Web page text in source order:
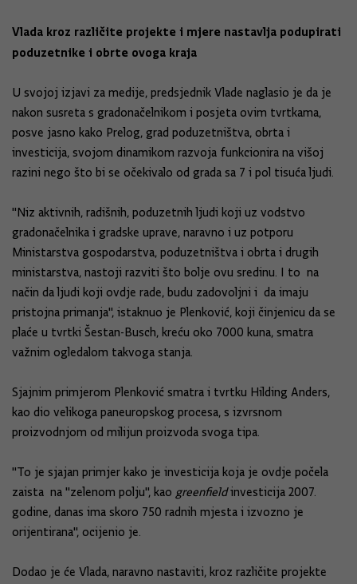
Vlada kroz različite projekte i mjere nastavlja podupirati
poduzetnike i obrte ovoga kraja
U svojoj izjavi za medije, predsjednik Vlade naglasio je da je
nakon susreta s gradonačelnikom i posjeta ovim tvrtkama,
posve jasno kako Prelog, grad poduzetništva, obrta i
investicija, svojom dinamikom razvoja funkcionira na višoj
razini nego što bi se očekivalo od grada sa 7 i pol tisuća ljudi.
"Niz aktivnih, radišnih, poduzetnih ljudi koji uz vodstvo
gradonačelnika i gradske uprave, naravno i uz potporu
Ministarstva gospodarstva, poduzetništva i obrta i drugih
ministarstva, nastoji razviti što bolje ovu sredinu. I to na
način da ljudi koji ovdje rade, budu zadovoljni i da imaju
pristojna primanja", istaknuo je Plenković, koji činjenicu da se
plaće u tvrtki Šestan-Busch, kreću oko 7000 kuna, smatra
važnim ogledalom takvoga stanja.
Sjajnim primjerom Plenković smatra i tvrtku Hilding Anders,
kao dio velikoga paneuropskog procesa, s izvrsnom
proizvodnjom od milijun proizvoda svoga tipa.
"To je sjajan primjer kako je investicija koja je ovdje počela
zaista na "zelenom polju", kao greenfieldinvesticija 2007.
godine, danas ima skoro 750 radnih mjesta i izvozno je
orijentirana", ocijenio je.
Dodao je će Vlada, naravno nastaviti, kroz različite projekte